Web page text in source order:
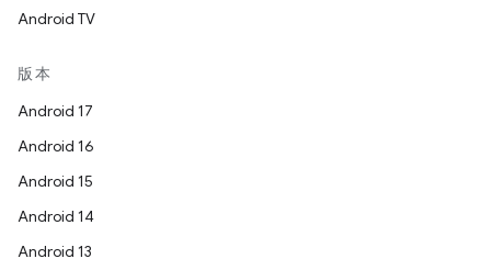
Android TV
版本
Android 17
Android 16
Android 15
Android 14
Android 13